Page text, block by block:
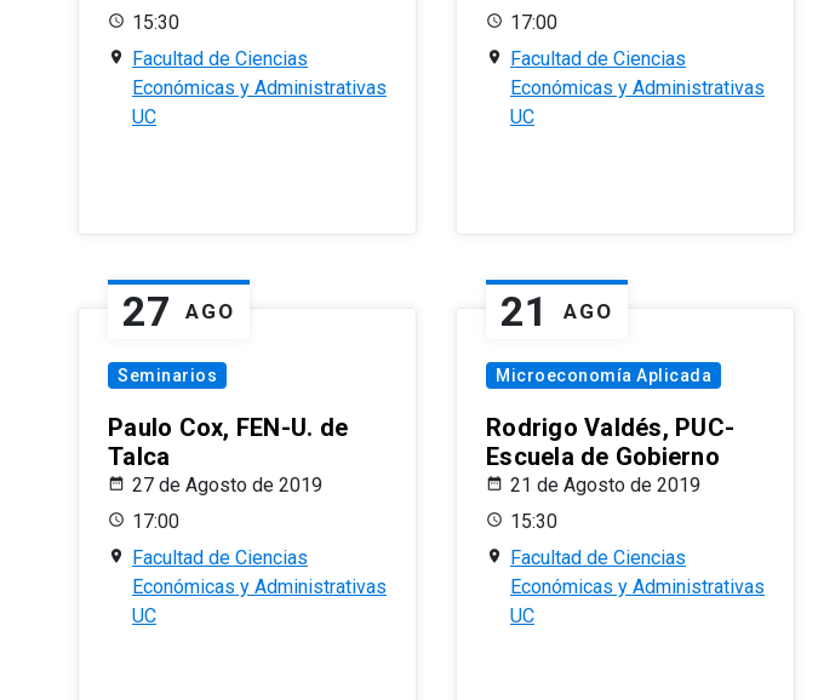
15:30
Facultad de Ciencias
Económicas y Administrativas
UC
17:00
Facultad de Ciencias
Económicas y Administrativas
UC
27 AGO
Seminarios
Paulo Cox, FEN-U. de
Talca
27 de Agosto de 2019
17:00
Facultad de Ciencias
Económicas y Administrativas
UC
21 AGO
Microeconomía Aplicada
Rodrigo Valdés, PUC-
Escuela de Gobierno
21 de Agosto de 2019
15:30
Facultad de Ciencias
Económicas y Administrativas
UC